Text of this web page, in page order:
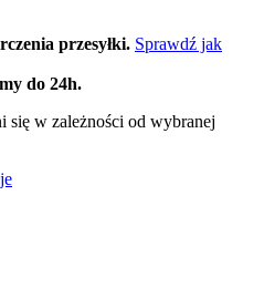
przesyłki. Sprawdź jak
do 24h.
się w zależności od wybranej